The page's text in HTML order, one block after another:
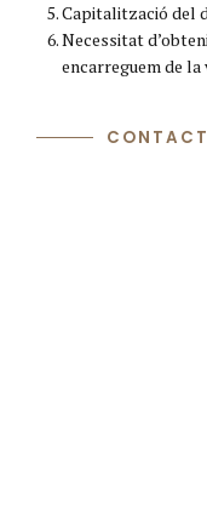
Capitalització del
Necessitat
encarreguem de